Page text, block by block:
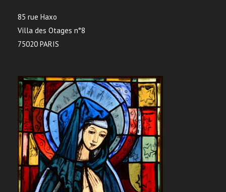
85 rue Haxo
Villa des Otages n°8
75020 PARIS